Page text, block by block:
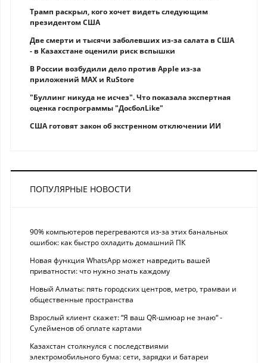
Трамп раскрыл, кого хочет видеть следующим
президентом США
Две смерти и тысячи заболевших из-за салата в США
- в Казахстане оценили риск вспышки
В России возбудили дело против Apple из-за
приложений MAX и RuStore
"Буллинг никуда не исчез". Что показала экспертная
оценка госпрограммы "ДосболLike"
США готовят закон об экстренном отключении ИИ
ПОПУЛЯРНЫЕ НОВОСТИ
90% компьютеров перегреваются из-за этих банальных
ошибок: как быстро охладить домашний ПК
Новая функция WhatsApp может навредить вашей
приватности: что нужно знать каждому
Новый Алматы: пять городских центров, метро, трамваи и
общественные пространства
Взрослый клиент скажет: “Я ваш QR-шмюар не знаю“ -
Сулейменов об оплате картами
Казахстан столкнулся с последствиями
электромобильного бума: сети, зарядки и батареи